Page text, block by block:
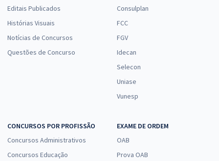
Editais Publicados
Histórias Visuais
Notícias de Concursos
Questões de Concurso
Consulplan
FCC
FGV
Idecan
Selecon
Uniase
Vunesp
CONCURSOS POR PROFISSÃO
Concursos Administrativos
Concursos Educação
EXAME DE ORDEM
OAB
Prova OAB